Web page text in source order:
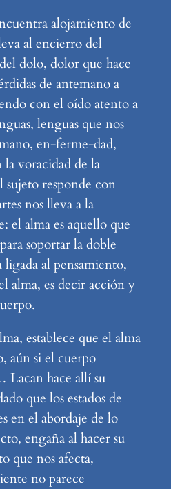
alojamiento de
al encierro del
dolo, dolor que hace
de antemano a
con el oído atento a
lenguas que nos
en-ferme-dad,
voracidad de la
sujeto responde con
nos lleva a la
el alma es aquello que
soportar la doble
al pensamiento,
alma, es decir acción y
establece que el alma
aún si el cuerpo
Lacan hace allí su
que los estados de
en el abordaje de lo
engaña al hacer su
que nos afecta,
no parece